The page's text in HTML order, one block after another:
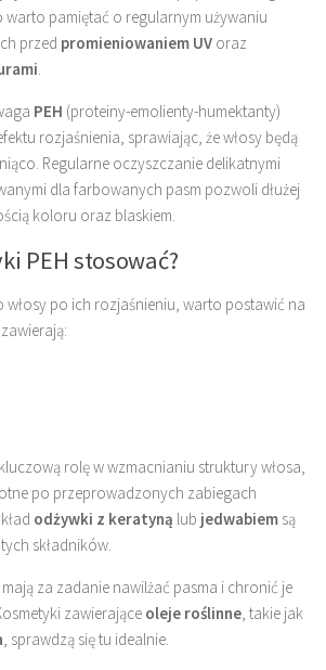
pamiętać o regularnym używaniu
przed promieniowaniem UV oraz
.
PEH (proteiny-emolienty-humektanty)
rozjaśnienia, sprawiając, że włosy będą
Regularne oczyszczanie delikatnymi
dla farbowanych pasm pozwoli dłużej
koloru oraz blaskiem.
PEH stosować?
włosy po ich rozjaśnieniu, warto postawić na
rolę w wzmacnianiu struktury włosa,
po przeprowadzonych zabiegach
odżywki z keratyną lub jedwabiem są
składników.
za zadanie nawilżać pasma i chronić je
zawierające oleje roślinne, takie jak
, sprawdzą się tu idealnie.